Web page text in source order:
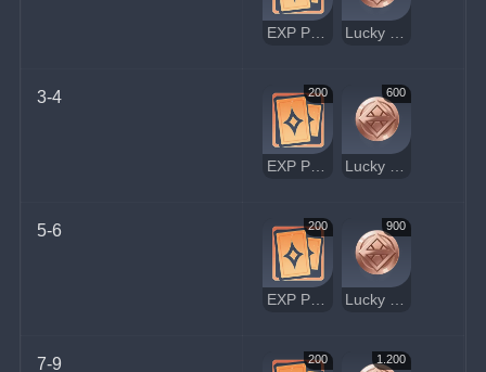
EXP Pemain Lucky Coin
3-4 200
EXP Pemain
600
Lucky Coin
5-6 200
EXP Pemain
900
Lucky Coin
7-9 200 1.200